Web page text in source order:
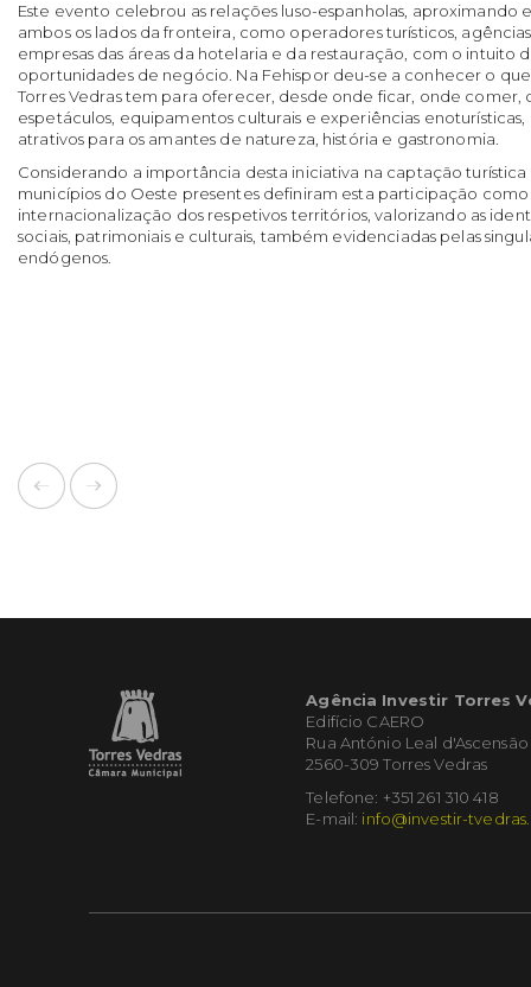
Este evento celebrou as relações luso-espanholas, aproximando
ambos os lados da fronteira, como operadores turísticos,
empresas das áreas da hotelaria e da restauração, com o intuito
oportunidades de negócio. Na Fehispor deu-se a conhecer o
Torres Vedras tem para oferecer, desde onde ficar, onde comer,
espetáculos, equipamentos culturais e experiências
atrativos para os amantes de natureza, história e gastronomia.
Considerando a importância desta iniciativa na captação turística
municípios do Oeste presentes definiram esta participação
internacionalização dos respetivos territórios, valorizando as
sociais, patrimoniais e culturais, também evidenciadas pelas
endógenos.
Agência Investir Torres
Edifício CAERO
Rua António Leal d'Ascensão
2560-309 Torres Vedras
Telefone: +351 261 310 418
E-mail: info@investir-